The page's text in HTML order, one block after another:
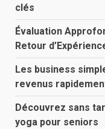
clés
Évaluation
Retour
Les business
revenus
Découvrez sans
yoga pour seniors